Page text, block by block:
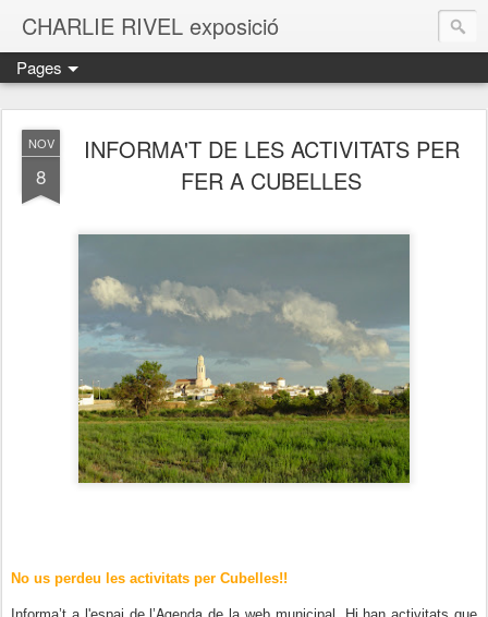
CHARLIE RIVEL exposició
Pages
NOV
8
INFORMA'T DE LES ACTIVITATS PER
FER A CUBELLES
No us perdeu les activitats per Cubelles!!